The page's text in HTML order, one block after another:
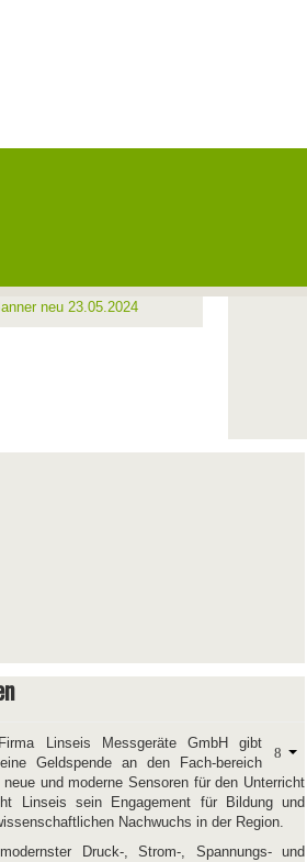
Linseis Messgeräte GmbH gibt
Geldspende an den Fach-bereich
und moderne Sensoren für den Unterricht
Linseis sein Engagement für Bildung und
Nachwuchs in der Region.
Druck-, Strom-, Spannungs- und